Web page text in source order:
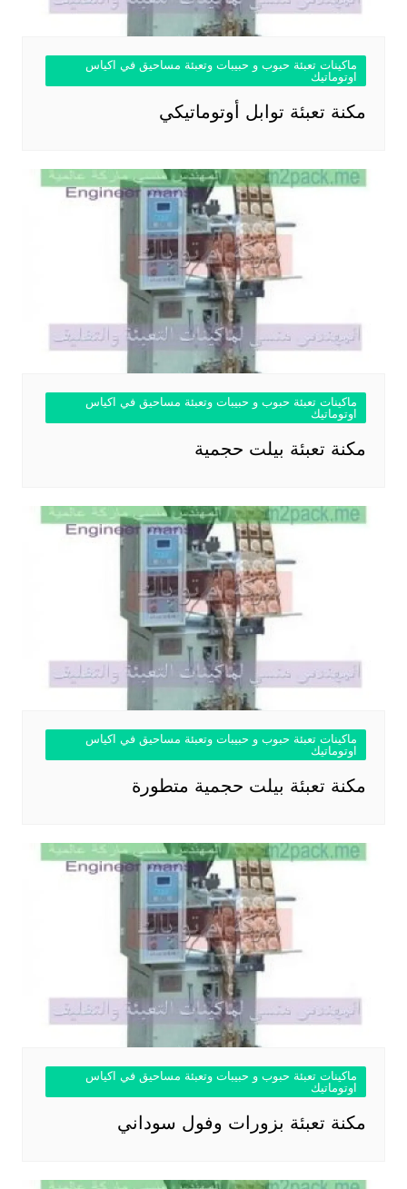
ماكينات تعبئة حبوب و حبيبات وتعبئة مساحيق في اكياس
اوتوماتيك
مكنة تعبئة توابل أوتوماتيكي
ماكينات تعبئة حبوب و حبيبات وتعبئة مساحيق في اكياس
اوتوماتيك
مكنة تعبئة بيلت حجمية
ماكينات تعبئة حبوب و حبيبات وتعبئة مساحيق في اكياس
اوتوماتيك
مكنة تعبئة بيلت حجمية متطورة
ماكينات تعبئة حبوب و حبيبات وتعبئة مساحيق في اكياس
اوتوماتيك
مكنة تعبئة بزورات وفول سوداني